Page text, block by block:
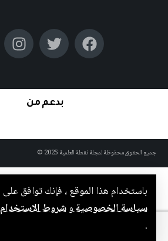
باستخدام هذا الموقع ، فإنك توافق على
سياسة الخصوصيةوشروط الاستخدام
.
بدعم من
جميع الحقوق محفوظة لمجلة نقطة العلمية 2025 ©